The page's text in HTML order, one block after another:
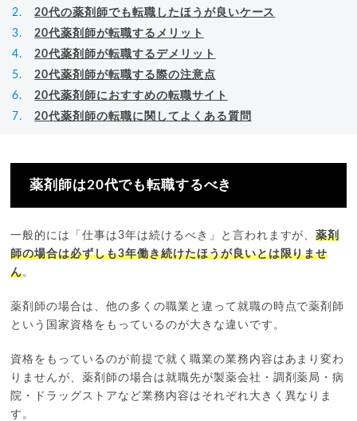
20代の薬剤師でも転職したほうが良いケース
20代薬剤師が転職するメリット
20代薬剤師が転職するデメリット
20代薬剤師が転職する際の注意点
20代薬剤師におすすめの転職サイト
20代薬剤師の転職に関してよくある質問
薬剤師は20代でも転職するべき
一般的には「仕事は3年は続けるべき」と言われますが、薬剤
師の場合は必ずしも3年働き続けたほうが良いとは限りませ
ん。
薬剤師の場合は、他の多くの職業と違って就職の時点で薬剤師
という国家資格をもっているのが大きな違いです。
資格をもっているのが前提で就く職業の業務内容はあまり変わ
りませんが、薬剤師の場合は就職先が製薬会社・調剤薬局・病
院・ドラッグストアなど業務内容はそれぞれ大きく異なりま
す。